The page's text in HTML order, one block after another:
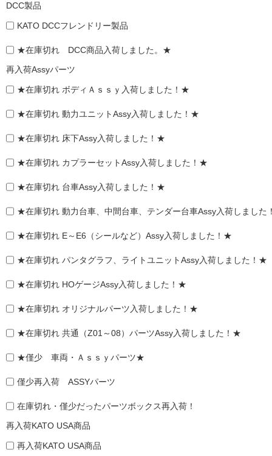
DCC製品
KATO DCCフレンドリー製品
★在庫切れ DCC商品入荷しました。★
再入荷Assyパーツ
★在庫切れ ボディＡｓｓｙ入荷しました！★
★在庫切れ 動力ユニットAssy入荷しました！★
★在庫切れ 床下Assy入荷しました！★
★在庫切れ カプラーセットAssy入荷しました！★
★在庫切れ 台車Assy入荷しました！★
★在庫切れ 動力台車、中間台車、テンダー台車Assy入荷しまし
★在庫切れ E～E6（シールなど）Assy入荷しました！★
★在庫切れ パンタグラフ、ライトユニットAssy入荷しました！★
★在庫切れ HOゲージAssy入荷しました！★
★在庫切れ オリジナルパーツ入荷しました！★
★在庫切れ 共通（Z01～08）パーツAssy入荷しました！★
★僅少 車両・Ａｓｓｙパーツ★
僅少再入荷 ASSYパーツ
在庫切れ・僅少だったパーツボックス再入荷！
再入荷KATO USA商品
再入荷KATO USA商品